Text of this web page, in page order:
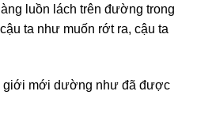
luồn lách trên đường trong
ta như muốn rớt ra, cậu ta
giới mới dường như đã được